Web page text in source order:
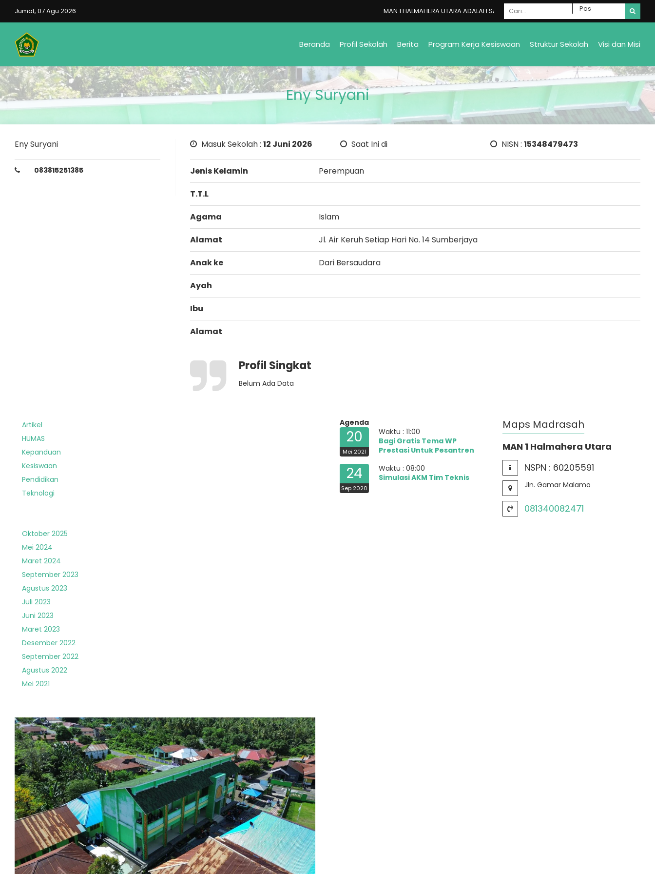
Jumat, 07 Agu 2026 MAN 1 HALMAHERA UTARA ADALAH SALAH SATU MADRASAH NEGERI YANG ADA DI GALELA
Beranda Profil Sekolah Berita Program Kerja Kesiswaan Struktur Sekolah Visi dan Misi
Eny Suryani
Eny Suryani
083815251385
Masuk Sekolah : 12 Juni 2026 Saat Ini di NISN : 15348479473
Jenis Kelamin Perempuan
T.T.L
Agama Islam
Alamat Jl. Air Keruh Setiap Hari No. 14 Sumberjaya
Anak ke Dari Bersaudara
Ayah
Ibu
Alamat
Profil Singkat
Belum Ada Data
Artikel
HUMAS
Kepanduan
Kesiswaan
Pendidikan
Teknologi
Oktober 2025
Mei 2024
Maret 2024
September 2023
Agustus 2023
Juli 2023
Juni 2023
Maret 2023
Desember 2022
September 2022
Agustus 2022
Mei 2021
Agenda
20
Mei 2021
Waktu : 11:00
Bagi Gratis Tema WP
Prestasi Untuk Pesantren
24
Sep 2020
Waktu : 08:00
Simulasi AKM Tim Teknis
Maps Madrasah
MAN 1 Halmahera Utara
NSPN : 60205591
Jln. Gamar Malamo
081340082471